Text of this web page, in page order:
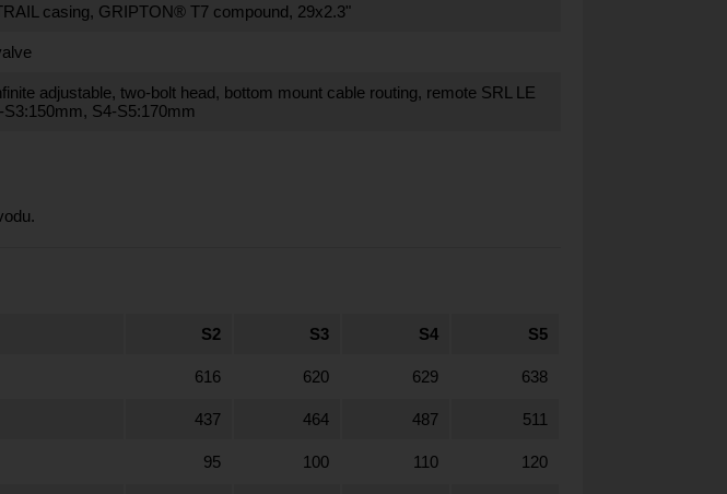
casing, GRIPTON® T7 compound, 29x2.3"
adjustable, two-bolt head, bottom mount cable routing, remote SRL LE
S4-S5:170mm
S2 S3 S4 S5
616 620 629 638
437 464 487 511
95 100 110 120